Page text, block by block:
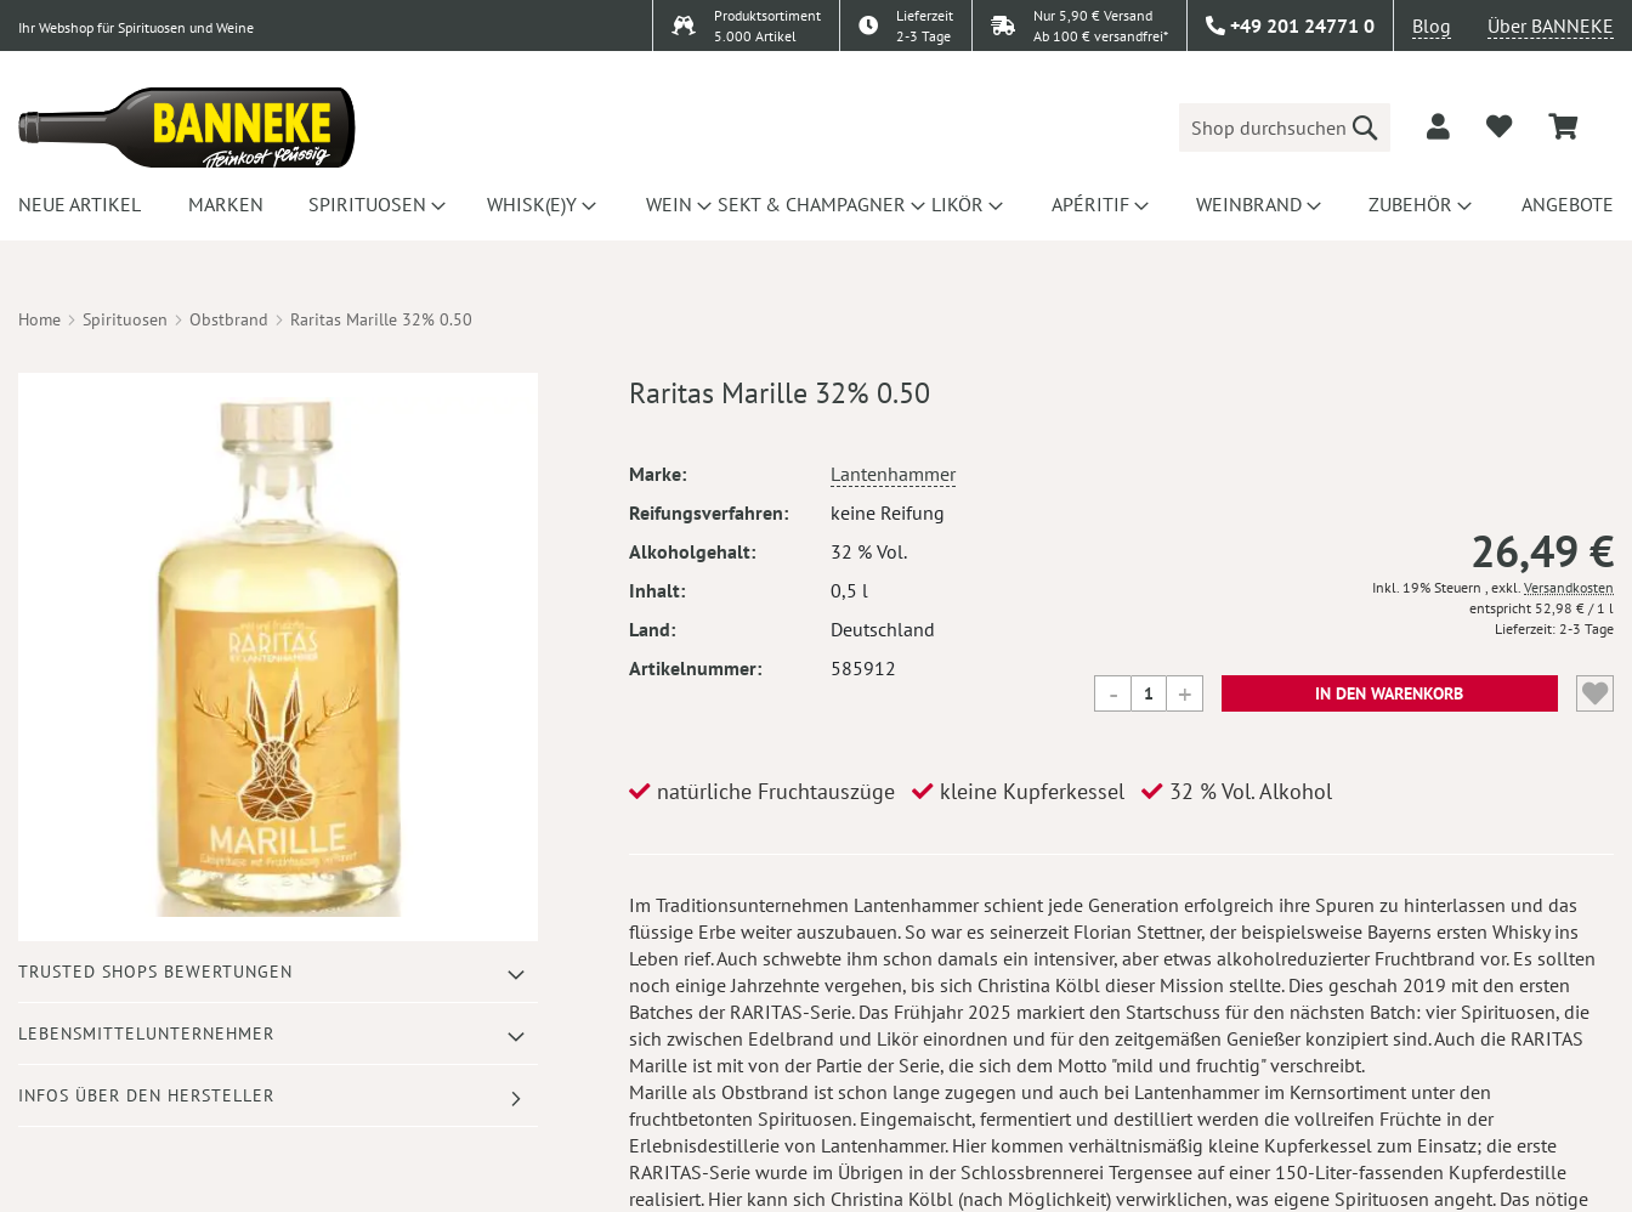
Ihr Webshop für Spirituosen und Weine
Produktsortiment
5.000 Artikel
Lieferzeit
2-3 Tage
Nur 5,90 € Versand
Ab 100 € versandfrei*
+49 201 24771 0 Blog Über BANNEKE
Suche
NEUE ARTIKEL MARKEN SPIRITUOSEN WHISK(E)Y WEIN SEKT & CHAMPAGNER LIKÖR APÉRITIF WEINBRAND ZUBEHÖR ANGEBOTE
Home Spirituosen Obstbrand Raritas Marille 32% 0.50
Anfang
Bildergalerie
TRUSTED SHOPS BEWERTUNGEN
LEBENSMITTELUNTERNEHMER
INFOS ÜBER DEN HERSTELLER
Raritas Marille 32% 0.50
Mehr
Marke
Lantenhammer
Reifungsverfahren
keine Reifung
Alkoholgehalt
32 % Vol.
Inhalt
0,5 l
Land
Deutschland
Artikelnummer
585912
26,49 €
Inkl. 19% Steuern , exkl. Versandkosten
52,98 € / 1 l
Lieferzeit 2-3 Tage
IN DEN WARENKORB
natürliche Fruchtauszüge kleine Kupferkessel 32 % Vol. Alkohol
Im Traditionsunternehmen Lantenhammer schient jede Generation erfolgreich ihre Spuren zu hinterlassen und das
flüssige Erbe weiter auszubauen. So war es seinerzeit Florian Stettner, der beispielsweise Bayerns ersten Whisky ins
Leben rief. Auch schwebte ihm schon damals ein intensiver, aber etwas alkoholreduzierter Fruchtbrand vor. Es sollten
noch einige Jahrzehnte vergehen, bis sich Christina Kölbl dieser Mission stellte. Dies geschah 2019 mit den ersten
Batches der RARITAS-Serie. Das Frühjahr 2025 markiert den Startschuss für den nächsten Batch: vier Spirituosen, die
sich zwischen Edelbrand und Likör einordnen und für den zeitgemäßen Genießer konzipiert sind. Auch die RARITAS
Marille ist mit von der Partie der Serie, die sich dem Motto "mild und fruchtig" verschreibt.
Marille als Obstbrand ist schon lange zugegen und auch bei Lantenhammer im Kernsortiment unter den
fruchtbetonten Spirituosen. Eingemaischt, fermentiert und destilliert werden die vollreifen Früchte in der
Erlebnisdestillerie von Lantenhammer. Hier kommen verhältnismäßig kleine Kupferkessel zum Einsatz; die erste
RARITAS-Serie wurde im Übrigen in der Schlossbrennerei Tergensee auf einer 150-Liter-fassenden Kupferdestille
realisiert. Hier kann sich Christina Kölbl (nach Möglichkeit) verwirklichen, was eigene Spirituosen angeht. Das nötige